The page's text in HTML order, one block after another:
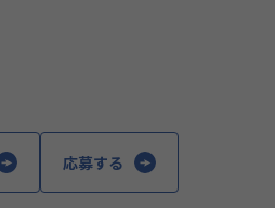
ンジニアを過小評価せず、スキ
土があるからです。「人を辞め
必ず解決に動きます。一人孤独
ありませんのでご安心くださ
いところも、エンジニアが定着
業員が幸福になる会社を創りた
務】
」を始め、テクノロジー
れまで存在しなかったモノを生
補足＞
応募する